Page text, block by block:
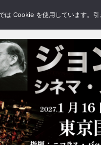
BLOGS FEATURE
Cookie を使用しています。